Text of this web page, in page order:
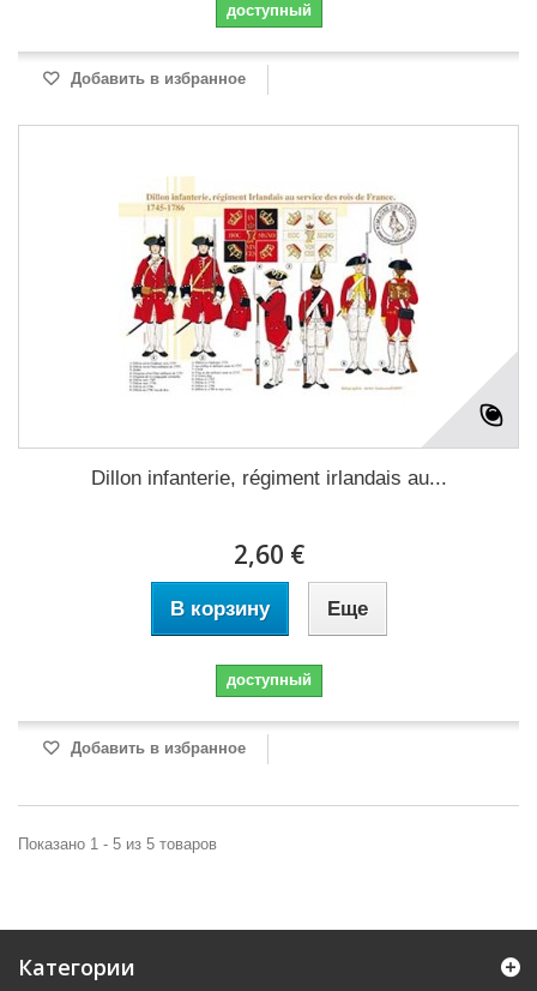
доступный
Добавить в избранное
Dillon infanterie, régiment irlandais au...
2,60 €
В корзину Еще
доступный
Добавить в избранное
Показано 1 - 5 из 5 товаров
Категории